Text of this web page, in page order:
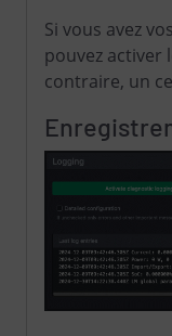
Si vous avez
pouvez activer
contraire, un